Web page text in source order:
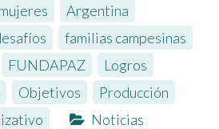
Argentina
familias campesinas
FUNDAPAZ Logros
Objetivos Producción
Noticias